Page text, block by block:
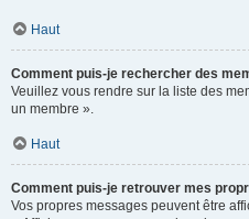
Haut
Comment puis-je rechercher des
Veuillez vous rendre sur la liste des
un membre ».
Haut
Comment puis-je retrouver mes
Vos propres messages peuvent être